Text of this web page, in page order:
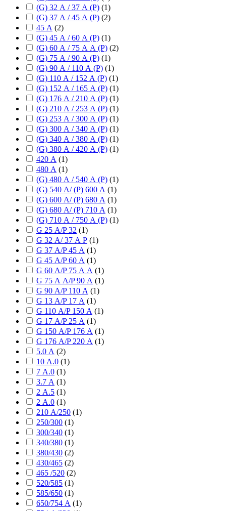
(G) 32 А / 37 А (P) (1)
(G) 37 А / 45 А (P) (2)
45 А (2)
(G) 45 А / 60 А (P) (1)
(G) 60 А / 75 А А (P) (2)
(G) 75 А / 90 А (P) (1)
(G) 90 А / 110 А (P) (1)
(G) 110 А / 152 А (P) (1)
(G) 152 А / 165 А (P) (1)
(G) 176 А / 210 А (P) (1)
(G) 210 А / 253 А (P) (1)
(G) 253 А / 300 А (P) (1)
(G) 300 А / 340 А (P) (1)
(G) 340 А / 380 А (P) (1)
(G) 380 А / 420 А (P) (1)
420 А (1)
480 А (1)
(G) 480 А / 540 А (P) (1)
(G) 540 А/ (P) 600 А (1)
(G) 600 А/ (P) 680 А (1)
(G) 680 А/ (P) 710 А (1)
(G) 710 А / 750 А (P) (1)
G 25 А/P 32 (1)
G 32 А/ 37 А P (1)
G 37 А/P 45 А (1)
G 45 А/P 60 А (1)
G 60 А/P 75 А А (1)
G 75 А А/P 90 А (1)
G 90 А/P 110 А (1)
G 13 А/P 17 А (1)
G 110 А/P 150 А (1)
G 17 А/P 25 А (1)
G 150 А/P 176 А (1)
G 176 А/P 220 А (1)
5.0 А (2)
10 А.0 (1)
7 А.0 (1)
3.7 А (1)
2 А.5 (1)
2 А.0 (1)
210 А/250 (1)
250/300 (1)
300/340 (1)
340/380 (1)
380/430 (2)
430/465 (2)
465 /520 (2)
520/585 (1)
585/650 (1)
650/754 А (1)